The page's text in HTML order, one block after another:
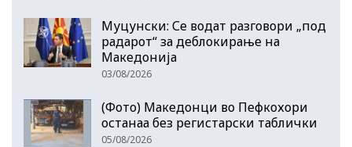
Муцунски: Се водат разговори „под
радарот“ за деблокирање на
Македонија
03/08/2026
(Фото) Македонци во Пефкохори
останаа без регистарски таблички
05/08/2026